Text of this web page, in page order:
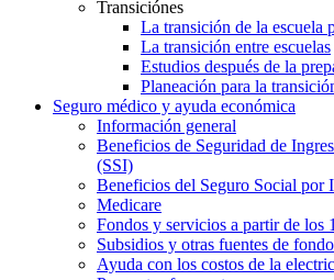
Transiciónes
La transición de la escuela
La transición entre escuelas
Estudios después de la
Planeación para la
Seguro médico y ayuda económica
Información general
Beneficios de Seguridad de
(SSI)
Beneficios del Seguro Social por
Medicare
Fondos y servicios a partir de los
Subsidios y otras fuentes de
Ayuda con los costos de la